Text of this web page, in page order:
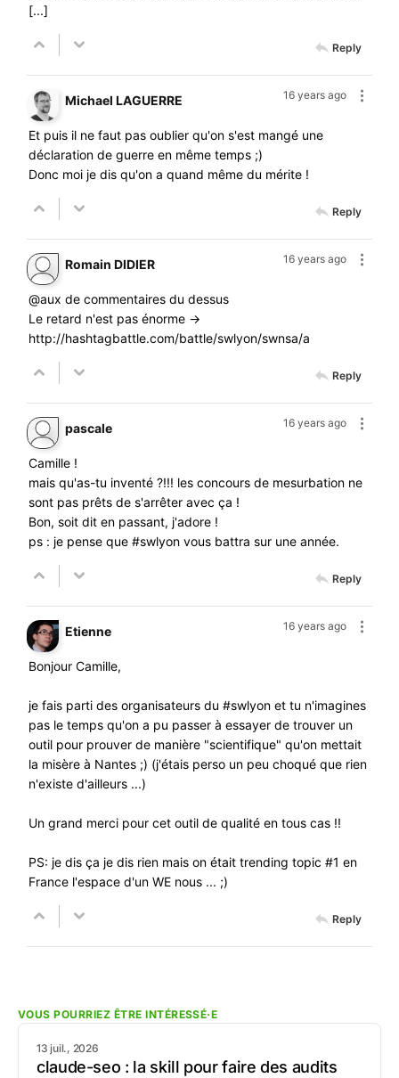
[...]
Reply
16 years ago
Michael LAGUERRE
Et puis il ne faut pas oublier qu'on s'est mangé une
déclaration de guerre en même temps ;)
Donc moi je dis qu'on a quand même du mérite !
Reply
16 years ago
Romain DIDIER
@aux de commentaires du dessus
Le retard n'est pas énorme ->
http://hashtagbattle.com/battle/swlyon/swnsa/a
Reply
16 years ago
pascale
Camille !
mais qu'as-tu inventé ?!!! les concours de mesurbation ne
sont pas prêts de s'arrêter avec ça !
Bon, soit dit en passant, j'adore !
ps : je pense que #swlyon vous battra sur une année.
Reply
16 years ago
Etienne
Bonjour Camille,
je fais parti des organisateurs du #swlyon et tu n'imagines
pas le temps qu'on a pu passer à essayer de trouver un
outil pour prouver de manière "scientifique" qu'on mettait
la misère à Nantes ;) (j'étais perso un peu choqué que rien
n'existe d'ailleurs ...)
Un grand merci pour cet outil de qualité en tous cas !!
PS: je dis ça je dis rien mais on était trending topic #1 en
France l'espace d'un WE nous ... ;)
Reply
VOUS POURRIEZ ÊTRE INTÉRESSÉ·E
13 juil., 2026
claude-seo : la skill pour faire des audits